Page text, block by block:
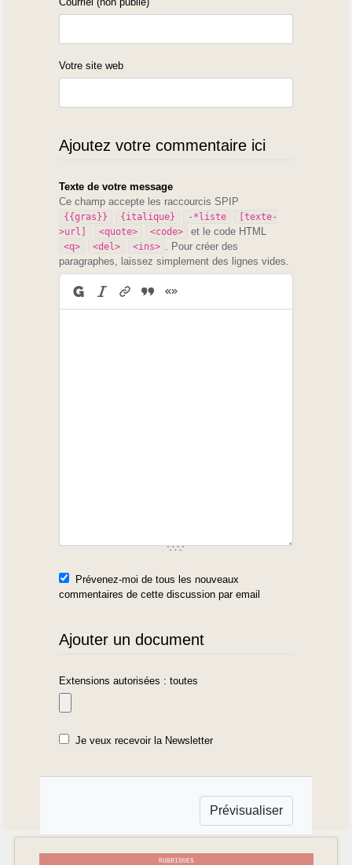
Votre site web
Ajoutez votre commentaire ici
Texte de votre message
Ce champ accepte les raccourcis SPIP
{{gras}} {italique} -*liste
[texte-
>url]
<quote> <code> et le code HTML
<q> <del> <ins>
. Pour créer des
paragraphes, laissez simplement des lignes vides.
Prévenez-moi de tous les nouveaux
commentaires de cette discussion par email
Ajouter un document
Extensions autorisées : toutes
Je veux recevoir la Newsletter
RUBRIQUES